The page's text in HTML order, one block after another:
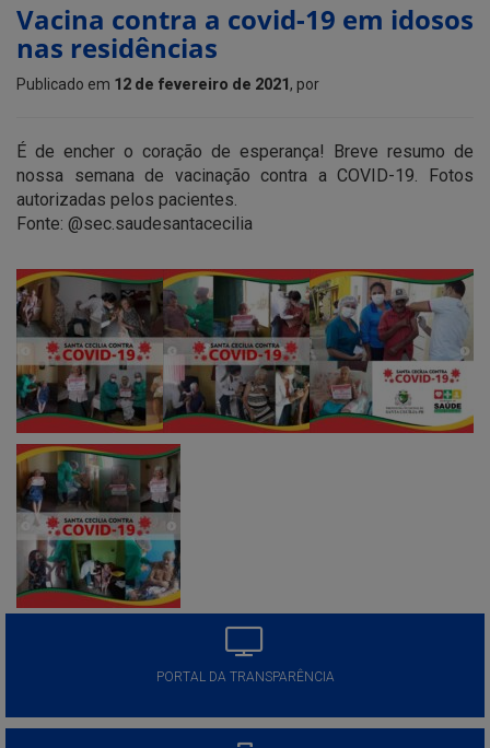
Vacina contra a covid-19 em idosos
nas residências
Publicado em 12 de fevereiro de 2021, por
É de encher o coração de esperança! Breve resumo de
nossa semana de vacinação contra a COVID-19. Fotos
autorizadas pelos pacientes.
Fonte: @sec.saudesantacecilia
PORTAL DA TRANSPARÊNCIA